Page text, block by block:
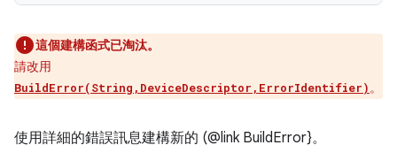
這個建構函式已淘汰。
請改用
BuildError(String,DeviceDescriptor,ErrorIdentifier)。
使用詳細的錯誤訊息建構新的 (@link BuildError}。